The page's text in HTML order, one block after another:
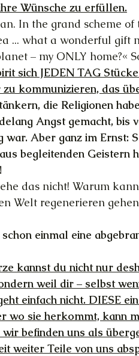
Wünsche zu erfüllen.
In the grand scheme
... what a wonderful gift
– my ONLY home?«
sich JEDEN TAG
kommunizieren, das
die Religionen
Angst gemacht, bis
war. Aber ganz im Ernst:
begleitenden Geistern
das nicht! Warum
Welt regenerieren
einmal eine
kannst du nicht nur
weil dir – selbst
einfach nicht. DIESE
wo sie herkommt, kann
wir befinden uns als
weiter Teile von uns